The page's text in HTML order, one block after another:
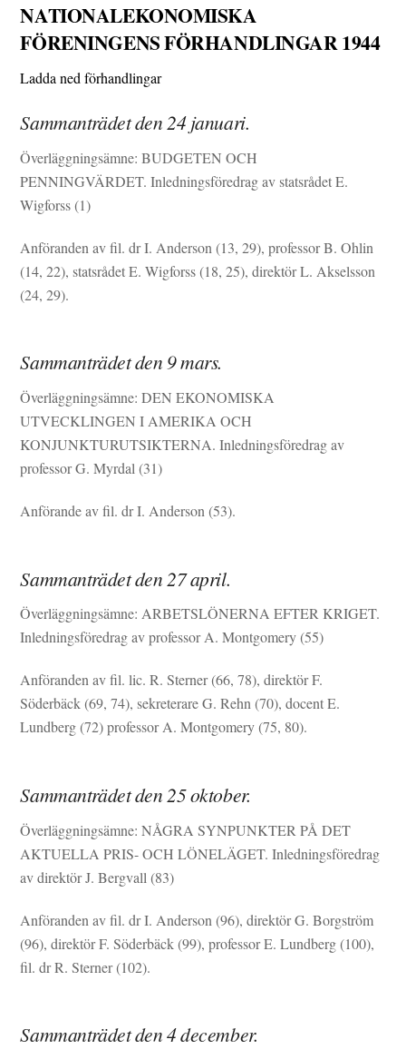
NATIONALEKONOMISKA
FÖRENINGENS FÖRHANDLINGAR 1944
Ladda ned förhandlingar
Sammanträdet den 24 januari.
Överläggningsämne: BUDGETEN OCH
PENNINGVÄRDET. Inledningsföredrag av statsrådet E.
Wigforss (1)
Anföranden av fil. dr I. Anderson (13, 29), professor B. Ohlin
(14, 22), statsrådet E. Wigforss (18, 25), direktör L. Akselsson
(24, 29).
Sammanträdet den 9 mars.
Överläggningsämne: DEN EKONOMISKA
UTVECKLINGEN I AMERIKA OCH
KONJUNKTURUTSIKTERNA. Inledningsföredrag av
professor G. Myrdal (31)
Anförande av fil. dr I. Anderson (53).
Sammanträdet den 27 april.
Överläggningsämne: ARBETSLÖNERNA EFTER KRIGET.
Inledningsföredrag av professor A. Montgomery (55)
Anföranden av fil. lic. R. Sterner (66, 78), direktör F.
Söderbäck (69, 74), sekreterare G. Rehn (70), docent E.
Lundberg (72) professor A. Montgomery (75, 80).
Sammanträdet den 25 oktober.
Överläggningsämne: NÅGRA SYNPUNKTER PÅ DET
AKTUELLA PRIS- OCH LÖNELÄGET. Inledningsföredrag
av direktör J. Bergvall (83)
Anföranden av fil. dr I. Anderson (96), direktör G. Borgström
(96), direktör F. Söderbäck (99), professor E. Lundberg (100),
fil. dr R. Sterner (102).
Sammanträdet den 4 december.